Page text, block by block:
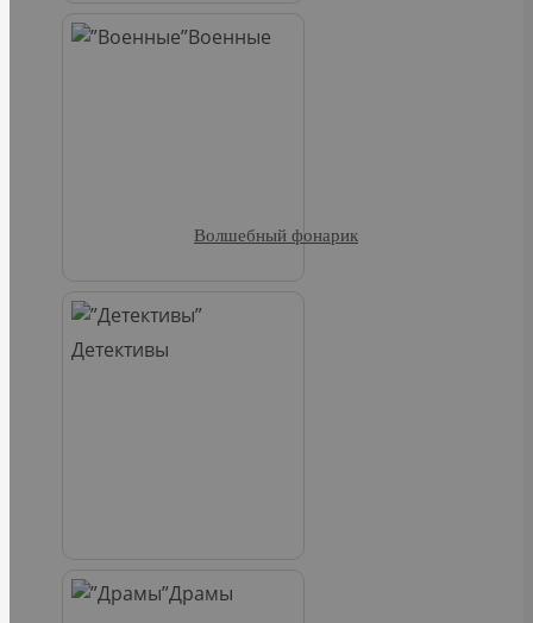
Военные
Детективы
Драмы
Волшебный фонарик